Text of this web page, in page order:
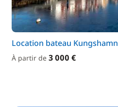
Location bateau Kungshamn
À partir de 3 000 €